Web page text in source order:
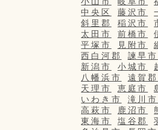
中央区
藤沢市
斜里郡
稲沢市
太田市
前橋市
平塚市
見附市
西白河郡
諫早市
新潟市
小城市
八幡浜市
遠賀郡
天理市
恵庭市
いわき市
滝川市
高萩市
鹿沼市
東海市
塩谷郡